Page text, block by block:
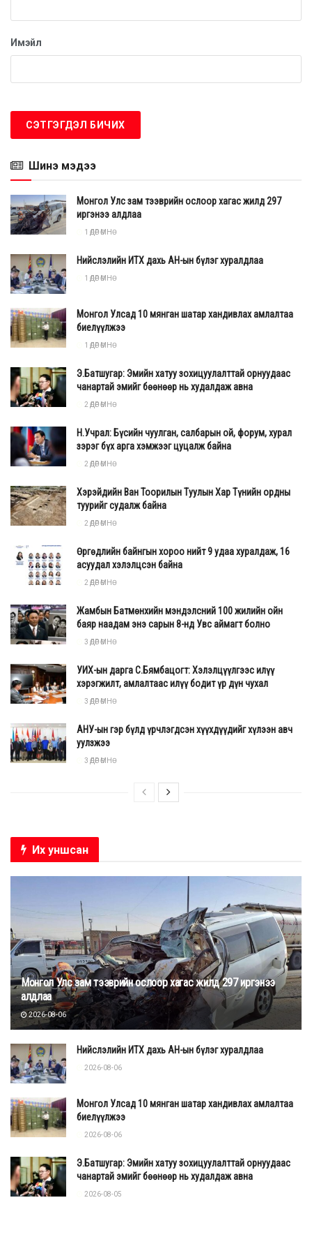
Нийгмийн даатгалын тогтолцоо гурван тулгуурт болж,
ирээдүйд тэтгэвэр авах иргэдийн эрх зүйн орчин
сайжирч, одоо тэтгэвэр авч буй ахмадуудын тэтгэвэр
Имэйл
Шинэ мэдээ
Монгол Улс зам тээврийн ослоор хагас жилд 297
иргэнээ алдлаа
1 ӨДӨР ӨМНӨ
Нийслэлийн ИТХ дахь АН-ын бүлэг хуралдлаа
1 ӨДӨР ӨМНӨ
Монгол Улсад 10 мянган шатар хандивлах амлалтаа
биелүүлжээ
1 ӨДӨР ӨМНӨ
Э.Батшугар: Эмийн хатуу зохицуулалттай орнуудаас
чанартай эмийг бөөнөөр нь худалдаж авна
2 ӨДӨР ӨМНӨ
Н.Учрал: Бүсийн чуулган, салбарын ой, форум, хурал
зэрэг бүх арга хэмжээг цуцалж байна
2 ӨДӨР ӨМНӨ
Хэрэйдийн Ван Тоорилын Туулын Хар Түнийн ордны
туурийг судалж байна
2 ӨДӨР ӨМНӨ
Өргөдлийн байнгын хороо нийт 9 удаа хуралдаж, 16
асуудал хэлэлцсэн байна
2 ӨДӨР ӨМНӨ
Жамбын Батмөнхийн мэндэлсний 100 жилийн ойн
баяр наадам энэ сарын 8-нд Увс аймагт болно
3 ӨДӨР ӨМНӨ
УИХ-ын дарга С.Бямбацогт: Хэлэлцүүлгээс илүү
хэрэгжилт, амлалтаас илүү бодит үр дүн чухал
3 ӨДӨР ӨМНӨ
АНУ-ын гэр бүлд үрчлэгдсэн хүүхдүүдийг хүлээн авч
уулзжээ
3 ӨДӨР ӨМНӨ
Их уншсан
Монгол Улс зам тээврийн ослоор хагас жилд 297 иргэнээ
алдлаа
2026-08-06
Нийслэлийн ИТХ дахь АН-ын бүлэг хуралдлаа
2026-08-06
Монгол Улсад 10 мянган шатар хандивлах амлалтаа
биелүүлжээ
2026-08-06
Э.Батшугар: Эмийн хатуу зохицуулалттай орнуудаас
чанартай эмийг бөөнөөр нь худалдаж авна
2026-08-05